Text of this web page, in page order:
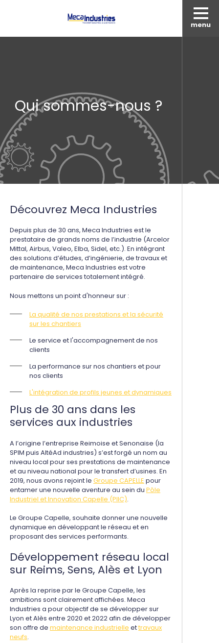
menu
Qui sommes-nous ?
Découvrez Meca Industries
Depuis plus de 30 ans, Meca Industries est le
prestataire de grands noms de l’industrie (Arcelor
Mittal, Airbus, Valeo, Elba, Sidel, etc.). En intégrant
des solutions d’études, d’ingénierie, de travaux et
de maintenance, Meca Industries est votre
partenaire de services totalement intégré.
Nous mettons un point d'honneur sur :
La qualité de nos prestations et la sécurité
sur les chantiers
Le service et l'accompagnement de nos
clients
La performance sur nos chantiers et pour
nos clients
L'intégration de profils jeunes et dynamiques
Plus de 30 ans dans les
services aux industries
A l’origine l’entreprise Reimoise et Senonaise (la
SPIM puis AltéAd industries) s’est forgé un nom au
niveau local pour ses prestations de maintenance
et au niveau national pour le transfert d’usines. En
2019, nous avons rejoint le Groupe CAPELLE pour
entamer une nouvelle aventure au sein du Pôle
Industriel et Innovation Capelle (PIIC).
Le Groupe Capelle, souhaite donner une nouvelle
dynamique en développant le réseau et en
proposant des services performants.
Développement réseau local
sur Reims, Sens, Alès et Lyon
Après la reprise par le Groupe Capelle, les
ambitions sont clairement affichées. Meca
Industries a pour objectif de se développer sur
Lyon et Alès entre 2020 et 2022 afin de développer
son offre de maintenance industrielle ettravaux
neufs.